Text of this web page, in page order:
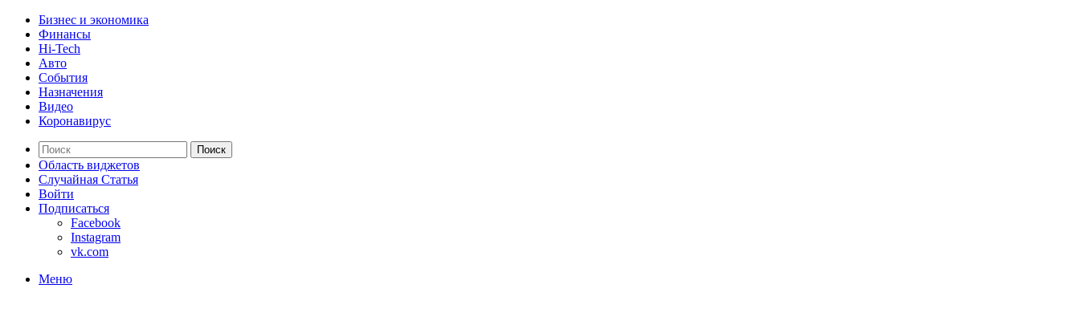
Бизнес и экономика
Финансы
Hi-Tech
Авто
События
Назначения
Видео
Коронавирус
Поиск
Область виджетов
Случайная Статья
Войти
Подписаться
Facebook
Instagram
vk.com
Меню